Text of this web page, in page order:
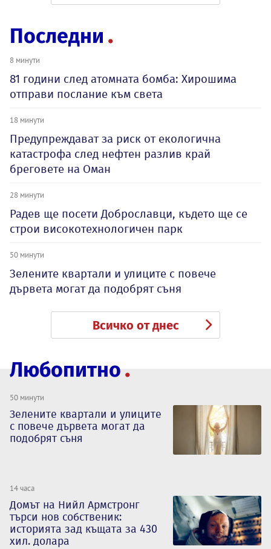
Последни
8 минути
81 години след атомната бомба: Хирошима
отправи послание към света
18 минути
Предупреждават за риск от екологична
катастрофа след нефтен разлив край
бреговете на Оман
28 минути
Радев ще посети Доброславци, където ще се
строи високотехнологичен парк
50 минути
Зелените квартали и улиците с повече
дървета могат да подобрят съня
Всичко от днес
Любопитно
50 минути
Зелените квартали и улиците
с повече дървета могат да
подобрят съня
14 часа
Домът на Нийл Армстронг
търси нов собственик:
историята зад къщата за 430
хил. долара